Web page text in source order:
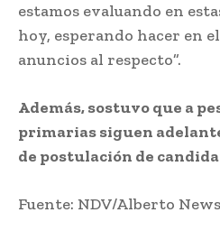
estamos evaluando en
hoy, esperando hacer en
anuncios al respecto”.
Además, sostuvo que a
primarias siguen
de postulación de
Fuente: NDV/Alberto News